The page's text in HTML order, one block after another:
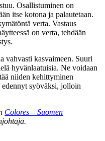
Osallistuminen on
itse kotona ja palautetaan.
verta. Vastaus
on verta, tehdään
vahvasti kasvaimeen. Suuri
hyvänlaatuisia. Ne voidaan
niiden kehittyminen
syöväksi, jolloin
Colores – Suomen